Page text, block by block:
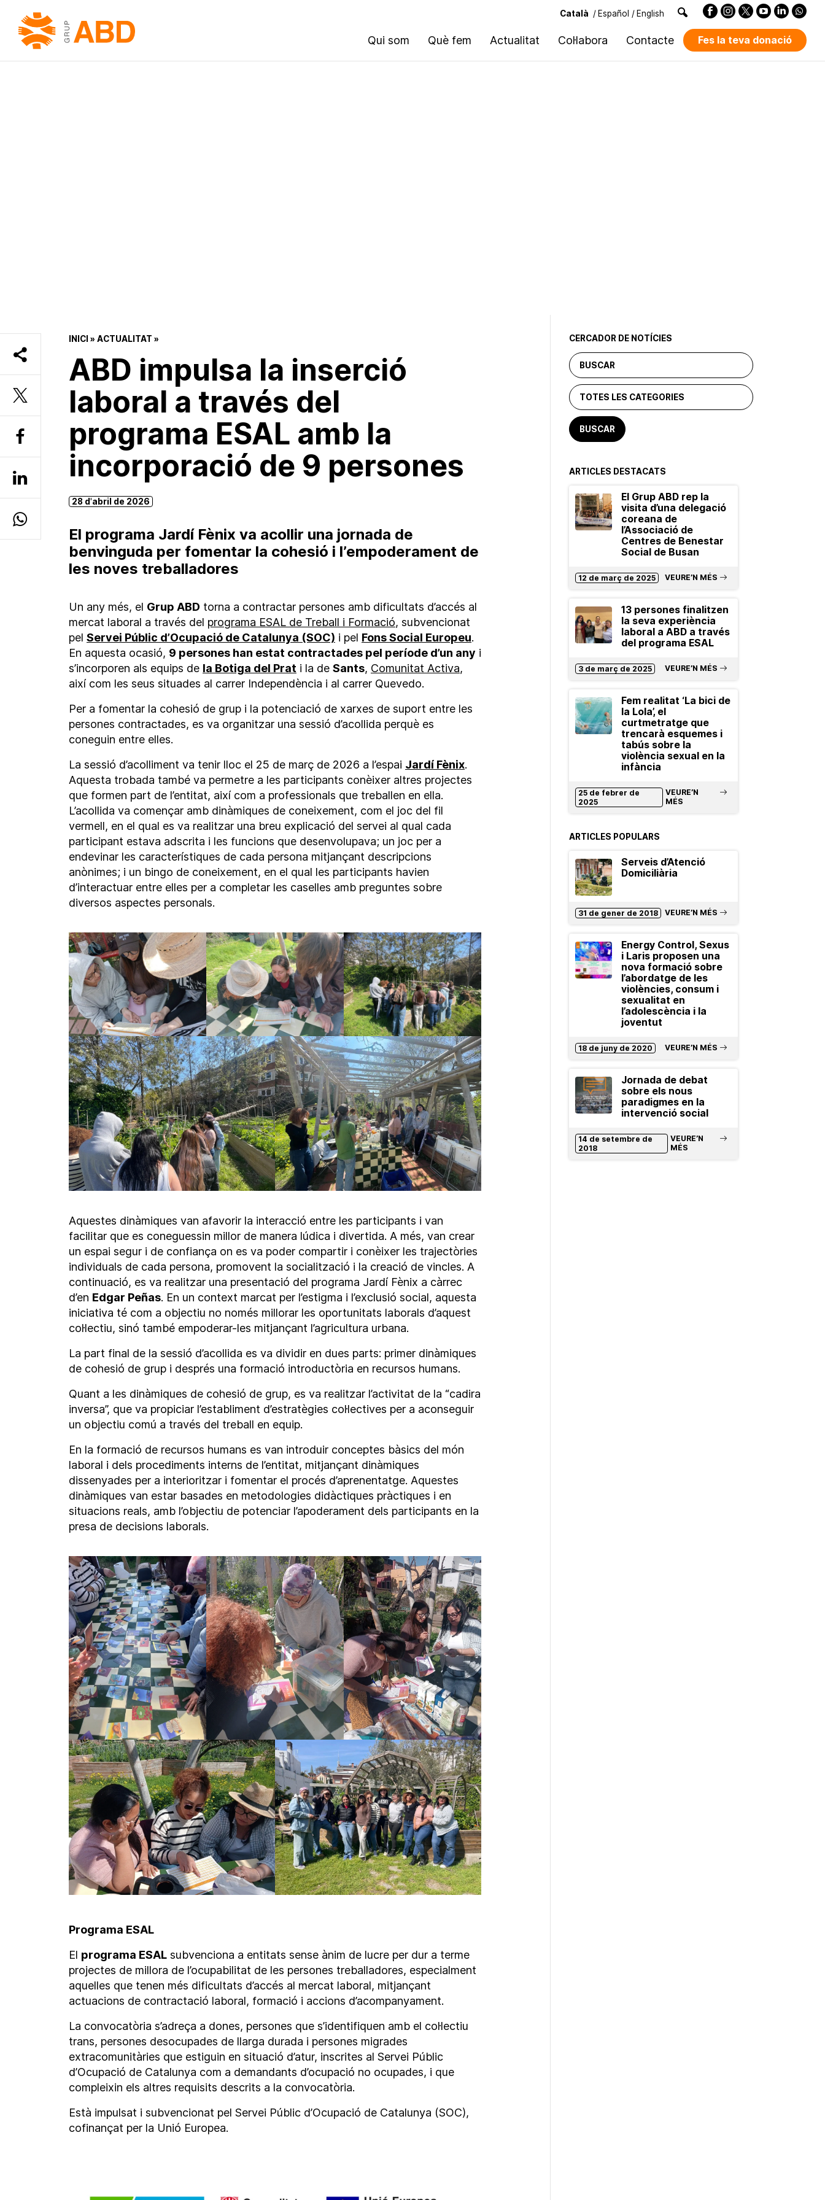
Català / Español / English
Qui som Què fem Actualitat Col·labora Contacte Fes la teva donació
INICI » ACTUALITAT »
ABD impulsa la inserció
laboral a través del
programa ESAL amb la
incorporació de 9 persones
28 d'abril de 2026
El programa Jardí Fènix va acollir una jornada de
benvinguda per fomentar la cohesió i l’empoderament de
les noves treballadores
Un any més, el Grup ABD torna a contractar persones amb dificultats d’accés al
mercat laboral a través del programa ESAL de Treball i Formació, subvencionat
pel Servei Públic d’Ocupació de Catalunya (SOC) i pel Fons Social Europeu.
En aquesta ocasió, 9 persones han estat contractades pel període d’un any i
s’incorporen als equips de la Botiga del Prat i la de Sants, Comunitat Activa,
així com les seus situades al carrer Independència i al carrer Quevedo.
Per a fomentar la cohesió de grup i la potenciació de xarxes de suport entre les
persones contractades, es va organitzar una sessió d’acollida perquè es
coneguin entre elles.
La sessió d’acolliment va tenir lloc el 25 de març de 2026 a l’espai Jardí Fènix.
Aquesta trobada també va permetre a les participants conèixer altres projectes
que formen part de l’entitat, així com a professionals que treballen en ella.
L’acollida va començar amb dinàmiques de coneixement, com el joc del fil
vermell, en el qual es va realitzar una breu explicació del servei al qual cada
participant estava adscrita i les funcions que desenvolupava; un joc per a
endevinar les característiques de cada persona mitjançant descripcions
anònimes; i un bingo de coneixement, en el qual les participants havien
d’interactuar entre elles per a completar les caselles amb preguntes sobre
diversos aspectes personals.
Aquestes dinàmiques van afavorir la interacció entre les participants i van
facilitar que es coneguessin millor de manera lúdica i divertida. A més, van crear
un espai segur i de confiança on es va poder compartir i conèixer les trajectòries
individuals de cada persona, promovent la socialització i la creació de vincles. A
continuació, es va realitzar una presentació del programa Jardí Fènix a càrrec
d’en Edgar Peñas. En un context marcat per l’estigma i l’exclusió social, aquesta
iniciativa té com a objectiu no només millorar les oportunitats laborals d’aquest
col·lectiu, sinó també empoderar-les mitjançant l’agricultura urbana.
La part final de la sessió d’acollida es va dividir en dues parts: primer dinàmiques
de cohesió de grup i després una formació introductòria en recursos humans.
Quant a les dinàmiques de cohesió de grup, es va realitzar l’activitat de la “cadira
inversa”, que va propiciar l’establiment d’estratègies col·lectives per a aconseguir
un objectiu comú a través del treball en equip.
En la formació de recursos humans es van introduir conceptes bàsics del món
laboral i dels procediments interns de l’entitat, mitjançant dinàmiques
dissenyades per a interioritzar i fomentar el procés d’aprenentatge. Aquestes
dinàmiques van estar basades en metodologies didàctiques pràctiques i en
situacions reals, amb l’objectiu de potenciar l’apoderament dels participants en la
presa de decisions laborals.
Programa ESAL
El programa ESALsubvenciona a entitats sense ànim de lucre per dur a terme
projectes de millora de l’ocupabilitat de les persones treballadores, especialment
aquelles que tenen més dificultats d’accés al mercat laboral, mitjançant
actuacions de contractació laboral, formació i accions d’acompanyament.
La convocatòria s’adreça a dones, persones que s’identifiquen amb el col·lectiu
trans, persones desocupades de llarga durada i persones migrades
extracomunitàries que estiguin en situació d’atur, inscrites al Servei Públic
d’Ocupació de Catalunya com a demandants d’ocupació no ocupades, i que
compleixin els altres requisits descrits a la convocatòria.
Està impulsat i subvencionat pel Servei Públic d’Ocupació de Catalunya (SOC),
cofinançat per la Unió Europea.
CERCADOR DE NOTÍCIES
ARTICLES DESTACATS
El Grup ABD rep la
visita d’una delegació
coreana de
l’Associació de
Centres de Benestar
Social de Busan
12 de març de 2025 VEURE’N MÉS
13 persones finalitzen
la seva experiència
laboral a ABD a través
del programa ESAL
3 de març de 2025 VEURE’N MÉS
Fem realitat ‘La bici de
la Lola’, el
curtmetratge que
trencarà esquemes i
tabús sobre la
violència sexual en la
infància
25 de febrer de
2025
VEURE’N
MÉS
ARTICLES POPULARS
Serveis d’Atenció
Domiciliària
31 de gener de 2018 VEURE’N MÉS
Energy Control, Sexus
i Laris proposen una
nova formació sobre
l’abordatge de les
violències, consum i
sexualitat en
l’adolescència i la
joventut
18 de juny de 2020 VEURE’N MÉS
Jornada de debat
sobre els nous
paradigmes en la
intervenció social
14 de setembre de
2018
VEURE’N
MÉS